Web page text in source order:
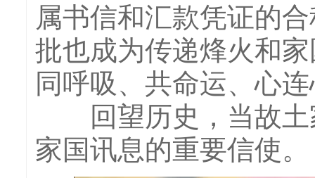
属书信和汇款凭证的
批也成为传递烽火和
同呼吸、共命运、心
回望历史，当故土
家国讯息的重要信使。